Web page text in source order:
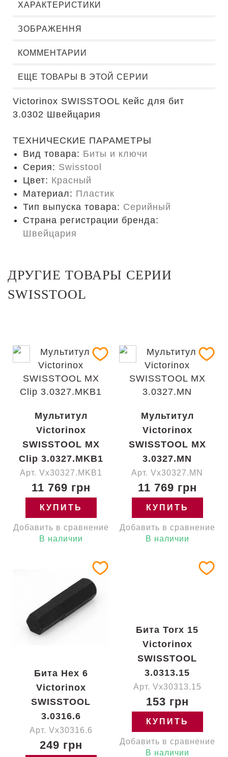
ХАРАКТЕРИСТИКИ
ЗОБРАЖЕННЯ
КОММЕНТАРИИ
ЕЩЕ ТОВАРЫ В ЭТОЙ СЕРИИ
Victorinox SWISSTOOL Кейс для бит
3.0302 Швейцария
ТЕХНИЧЕСКИЕ ПАРАМЕТРЫ
Вид товара: Биты и ключи
Серия: Swisstool
Цвет: Красный
Материал: Пластик
Тип выпуска товара: Серийный
Страна регистрации бренда:
Швейцария
ДРУГИЕ ТОВАРЫ СЕРИИ
SWISSTOOL
Мультитул
Victorinox
SWISSTOOL MX
Clip 3.0327.MKB1
Арт. Vx30327.MKB1
11 769 грн
КУПИТЬ
Добавить в сравнение
В наличии
Мультитул
Victorinox
SWISSTOOL MX
3.0327.MN
Арт. Vx30327.MN
11 769 грн
КУПИТЬ
Добавить в сравнение
В наличии
Бита Hex 6
Victorinox
SWISSTOOL
3.0316.6
Арт. Vx30316.6
249 грн
Бита Torx 15
Victorinox
SWISSTOOL
3.0313.15
Арт. Vx30313.15
153 грн
КУПИТЬ
Добавить в сравнение
В наличии